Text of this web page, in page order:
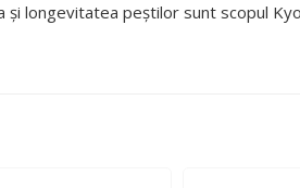
și longevitatea peștilor sunt scopul